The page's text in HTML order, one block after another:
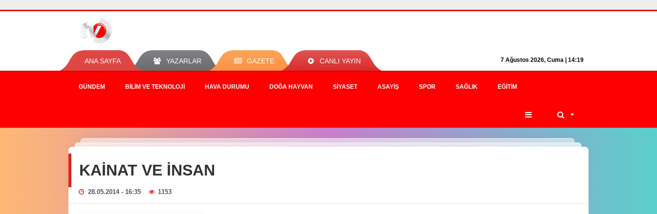
ANA SAYFA YAZARLAR GAZETE CANLI YAYIN 7 Ağustos 2026, Cuma | 14:19
GÜNDEM BILIM VE TEKNOLOJI HAVA DURUMU DOĞA HAYVAN SIYASET ASAYIŞ SPOR SAĞLIK EĞITIM
KAİNAT VE İNSAN
28.05.2014 - 16:35 1153